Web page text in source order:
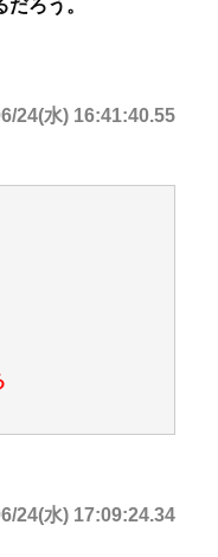
ろう。
24(水) 16:41:40.55
24(水) 17:09:24.34